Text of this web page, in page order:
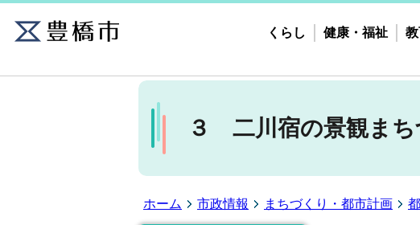
くらし 健康・福祉
３ 二川宿の景観まち
ホーム 市政情報 まちづくり・都市計画